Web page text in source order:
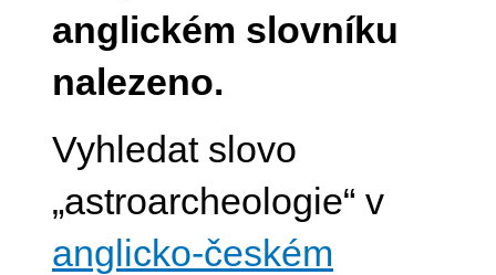
anglickém slovníku
nalezeno.
Vyhledat slovo
„astroarcheologie“ v
anglicko-českém